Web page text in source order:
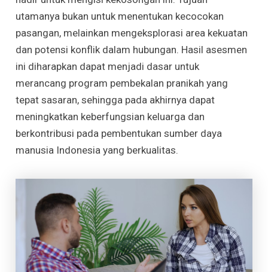
utamanya bukan untuk menentukan kecocokan
pasangan, melainkan mengeksplorasi area kekuatan
dan potensi konflik dalam hubungan. Hasil asesmen
ini diharapkan dapat menjadi dasar untuk
merancang program pembekalan pranikah yang
tepat sasaran, sehingga pada akhirnya dapat
meningkatkan keberfungsian keluarga dan
berkontribusi pada pembentukan sumber daya
manusia Indonesia yang berkualitas.